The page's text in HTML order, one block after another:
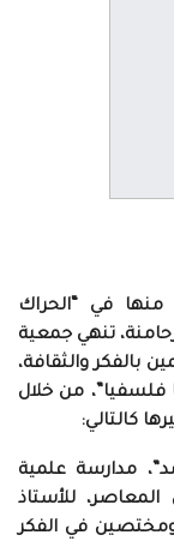
منها في “الحراك
تنهي جمعية
بالفكر والثقافة،
2017/2018، “ربيعا فلسفيا”، من خلال
كالتالي:
مدارسة علمية
للأستاذ
ومختصين في الفكر